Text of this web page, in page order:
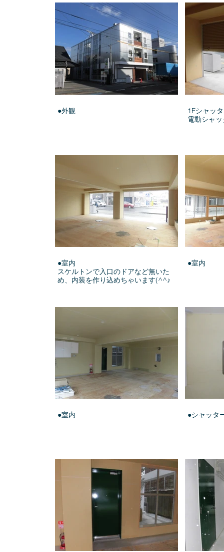
●外観
1Fシャッ
電動シャ
●室内
スケルトンで入口のドアなど無いた
め、内装を作り込めちゃいます(^^♪
●室内
●室内 ●シャッタ